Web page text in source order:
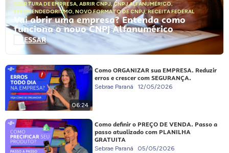
ABERTURA DE EMPRESA, ABRIR CNPJ,CNPJ ALFANUMÉRICO,
EMPREENDEDORISMO, NOVO FORMATO DE CNPJ,RECEITA FEDERAL
Vai abrir uma empresa? Entenda como
funciona o novo CNPJ Alfanumérico
ACESSAR
06:24
Como ORGANIZAR sua EMPRESA. Reduzir
erros e crescer com SEGURANÇA.
Sebrae Paraná 12/05/2026
Como definir o PREÇO DE VENDA. Passo a
passo atualizado com PLANILHA
GRATUITA
Sebrae Paraná 05/05/2026